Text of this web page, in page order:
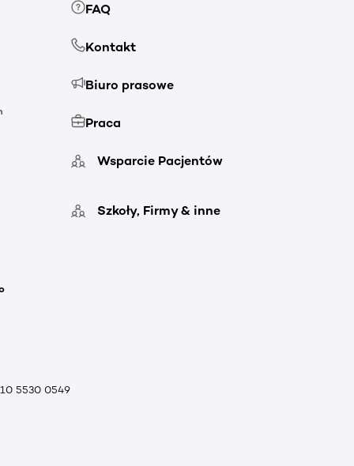
FAQ
Kontakt
Biuro prasowe
Praca
Wsparcie Pacjentów
Szkoły, Firmy & inne
5530 0549